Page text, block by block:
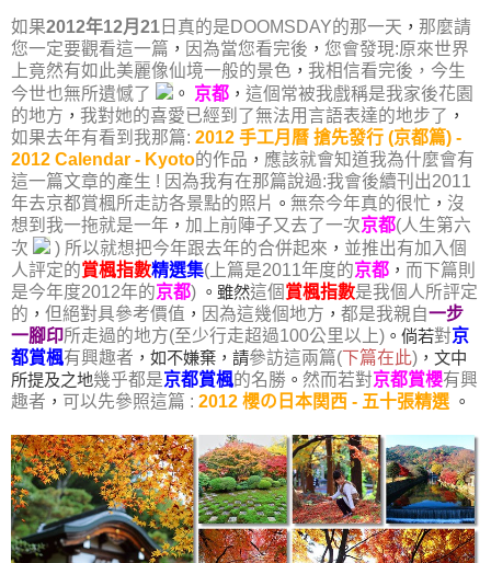
如果2012年12月21 日真的是DOOMSDAY的那一天 ， 那麼請
您一定要觀看這一篇 ， 因為當您看完後 ， 您會發現:原來世界
上竟然有如此美麗像仙境一般的景色 ， 我相信看完後，今生
今世也無所遺憾了
。 京都 ， 這個常被我戲稱是我家後花園
的地方 ， 我對她的喜愛已經到了無法用言語表達的地步了 ，
如果去年有看到我那篇: 2012 手工月曆 搶先發行 (京都篇) -
2012 Calendar - Kyoto的作品 ， 應該就會知道我為什麼會有
這一篇文章的產生 ! 因為我有在那篇說過:我會後續刊出2011
年去京都賞楓所走訪各景點的照片 。 無奈今年真的很忙 ， 沒
想到我一拖就是一年 ， 加上前陣子又去了一次京都(人生第六
次
) 所以就想把今年跟去年的合併起來 ， 並推出有加入個
人評定的賞楓指數精選集(上篇是2011年度的京都 ， 而下篇則
是今年度2012年的京都) 。雖然這個 賞楓指數是我個人所評定
的 ， 但絕對具參考價值 ， 因為這幾個地方 ， 都是我親自一步
一腳印所走過的地方(至少行走超過100公里以上) 。倘若對京
都賞楓有興趣者 ，如不嫌棄 ， 請參訪這兩篇( 下篇在此) ，文中
所提及之地幾乎都是京都賞楓的名勝 。 然而若對京都賞櫻有興
趣者 ， 可以先參照這篇 : 2012 櫻の日本関西 - 五十張精選 。